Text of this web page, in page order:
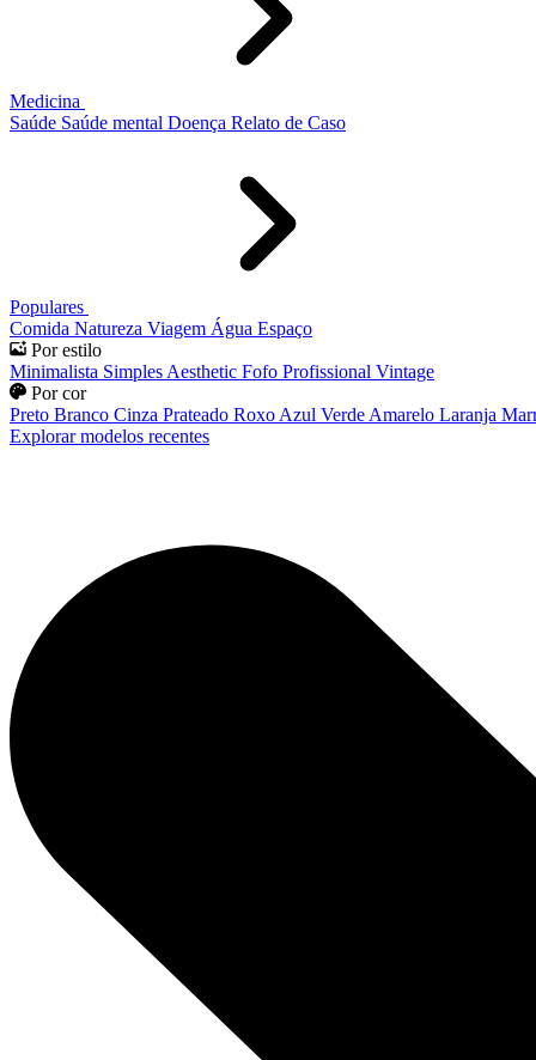
Medicina
Saúde Saúde mental Doença Relato de Caso
Populares
Comida Natureza Viagem Água Espaço
Por estilo
Minimalista Simples Aesthetic Fofo Profissional Vintage
Por cor
Preto Branco Cinza Prateado Roxo Azul Verde Amarelo Laranja
Explorar modelos recentes